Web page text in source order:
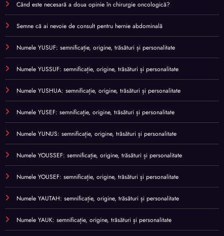
Când este necesară a doua opinie în chirurgie oncologică?
Semne că ai nevoie de consult pentru hernie abdominală
Numele YUSUF: semnificație, origine, trăsături și personalitate
Numele YUSSUF: semnificație, origine, trăsături și personalitate
Numele YUSHUA: semnificație, origine, trăsături și personalitate
Numele YUSEF: semnificație, origine, trăsături și personalitate
Numele YUNUS: semnificație, origine, trăsături și personalitate
Numele YOUSSEF: semnificație, origine, trăsături și personalitate
Numele YOUSEF: semnificație, origine, trăsături și personalitate
Numele YAUTAH: semnificație, origine, trăsături și personalitate
Numele YAUK: semnificație, origine, trăsături și personalitate